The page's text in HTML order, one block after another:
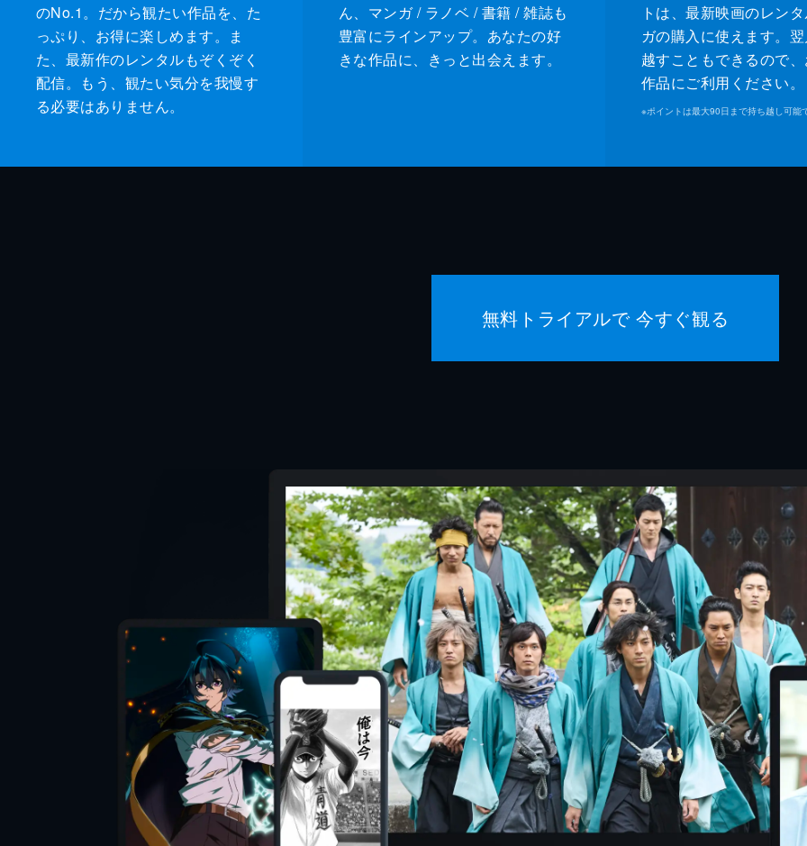
のNo.1。だから観たい作品を、た
っぷり、お得に楽しめます。ま
た、最新作のレンタルもぞくぞく
配信。もう、観たい気分を我慢す
る必要はありません。
ん、マンガ / ラノベ / 書籍 / 雑誌も
豊富にラインアップ。あなたの好
きな作品に、きっと出会えます。
トは、最新映画のレン
ガの購入に使えます。
越すこともできるので
作品にご利用ください。
※ポイントは最大90日まで持ち越し可能
無料トライアルで 今すぐ観る